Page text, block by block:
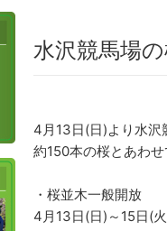
水沢競馬場
4月13日(日)より水沢
約150本の桜とあわ
・桜並木一般開放
4月13日(日)～15日(